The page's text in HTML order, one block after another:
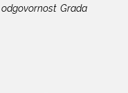
Grada